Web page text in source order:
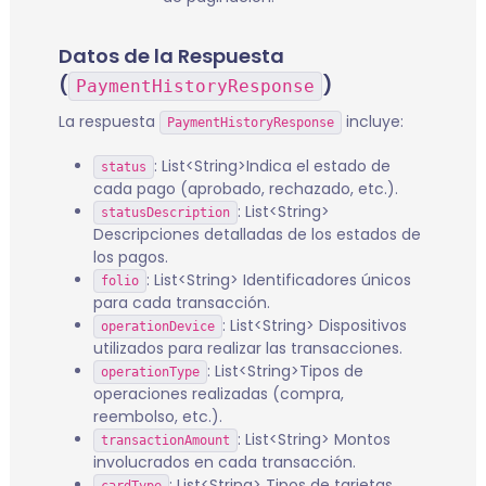
Datos de la Respuesta
( PaymentHistoryResponse )
La respuesta PaymentHistoryResponse incluye:
status
: List<String>Indica el estado de
cada pago (aprobado, rechazado, etc.).
statusDescription : List<String>
Descripciones detalladas de los estados de
los pagos.
folio : List<String> Identificadores únicos
para cada transacción.
operationDevice : List<String> Dispositivos
utilizados para realizar las transacciones.
operationType : List<String>Tipos de
operaciones realizadas (compra,
reembolso, etc.).
transactionAmount
: List<String> Montos
involucrados en cada transacción.